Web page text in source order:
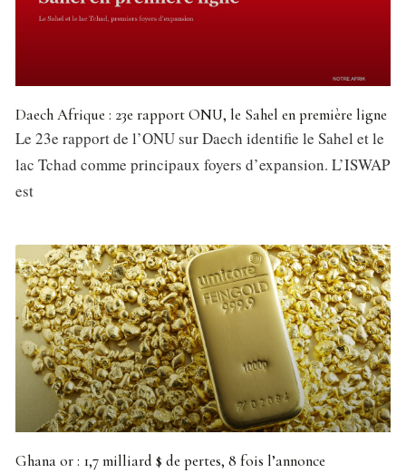
Daech Afrique : 23e rapport ONU, le Sahel en première ligne
Le 23e rapport de l’ONU sur Daech identifie le Sahel et le
lac Tchad comme principaux foyers d’expansion. L’ISWAP
est
Ghana or : 1,7 milliard $ de pertes, 8 fois l’annonce